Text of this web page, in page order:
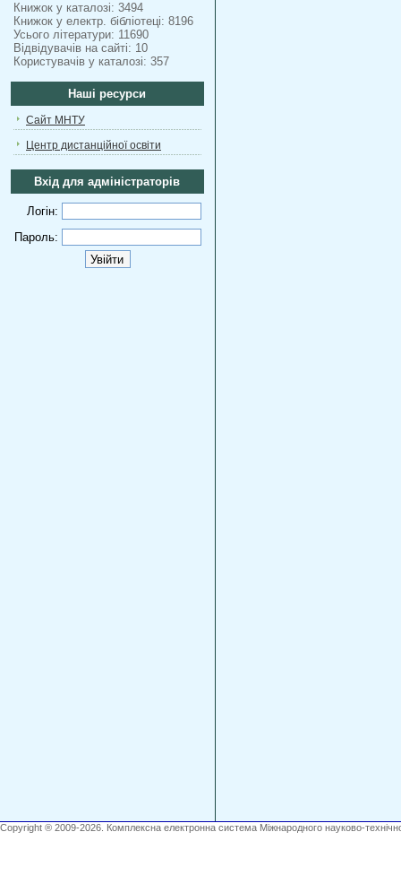
Книжок у каталозі: 3494
Книжок у електр. бібліотеці: 8196
Усього літератури: 11690
Відвідувачів на сайті: 10
Користувачів у каталозі: 357
Наші ресурси
Сайт МНТУ
Центр дистанційної освіти
Вхід для адміністраторів
Логін:
Пароль:
Copyright ® 2009-2026. Комплексна електронна система Міжнародного науково-